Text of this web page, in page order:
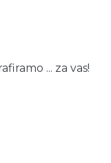
... za vas!